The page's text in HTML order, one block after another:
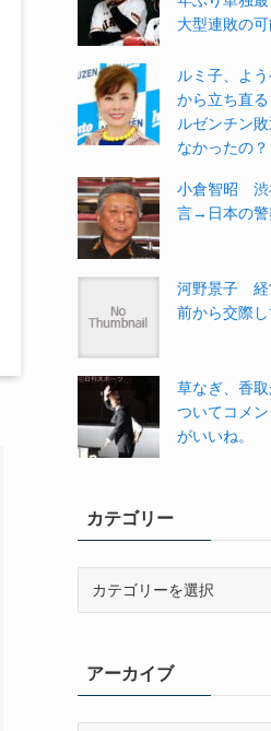
大型連敗の
ルミ子、よ
から立ち直
ルゼンチン
なかったの？
小倉智昭 渋
言→日本の警
河野景子 経
前から交際し
草なぎ、香
ついてコメ
がいいね。
カテゴリー
ーアーカイブ